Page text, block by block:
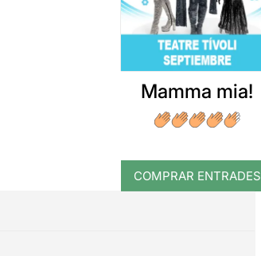
Mamma mia!
COMPRAR ENTRADES